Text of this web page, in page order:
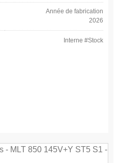
Année de fabrication
2026
Interne #Stock